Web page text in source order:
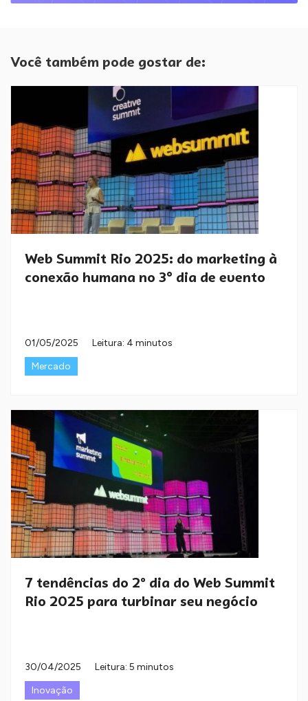
Você também pode gostar de:
Web Summit Rio 2025: do marketing à
conexão humana no 3° dia de evento
01/05/2025
Leitura: 4 minutos
Mercado
7 tendências do 2º dia do Web Summit
Rio 2025 para turbinar seu negócio
30/04/2025
Leitura: 5 minutos
Inovação